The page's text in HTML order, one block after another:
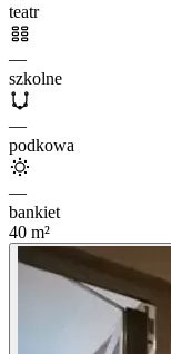
teatr
—
szkolne
—
podkowa
—
bankiet
40 m²